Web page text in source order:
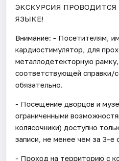
ЭКСКУРСИЯ
ЯЗЫКЕ!
Внимание: - Посетителям,
кардиостимулятор, для
металлодетекторную рамку,
соответствующей справки/
обязательно.
- Посещение дворцов и
ограниченными
колясочники) доступно
записи, не менее чем за 3-е
- Проход на территорию с